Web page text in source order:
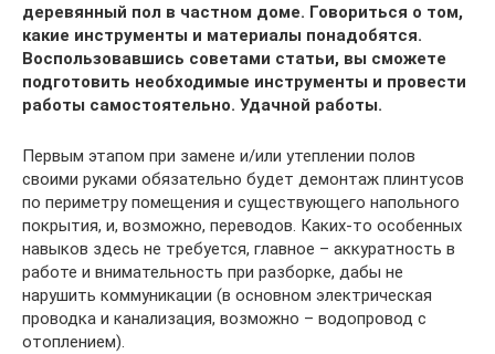
деревянный пол в частном доме. Говориться о том,
какие инструменты и материалы понадобятся.
Воспользовавшись советами статьи, вы сможете
подготовить необходимые инструменты и провести
работы самостоятельно. Удачной работы.
Первым этапом при замене и/или утеплении полов
своими руками обязательно будет демонтаж плинтусов
по периметру помещения и существующего напольного
покрытия, и, возможно, переводов. Каких-то особенных
навыков здесь не требуется, главное – аккуратность в
работе и внимательность при разборке, дабы не
нарушить коммуникации (в основном электрическая
проводка и канализация, возможно – водопровод с
отоплением).